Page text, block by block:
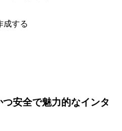
成する
安全で魅力的なインタ